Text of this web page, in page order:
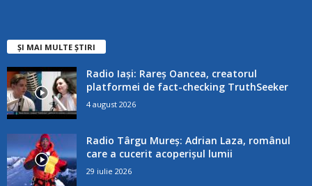
ȘI MAI MULTE ȘTIRI
Radio Iași: Rareș Oancea, creatorul
platformei de fact-checking TruthSeeker
4 august 2026
Radio Târgu Mureș: Adrian Laza, românul
care a cucerit acoperișul lumii
29 iulie 2026